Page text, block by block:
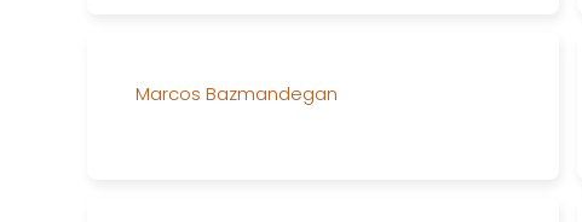
Marcos Bazmandegan